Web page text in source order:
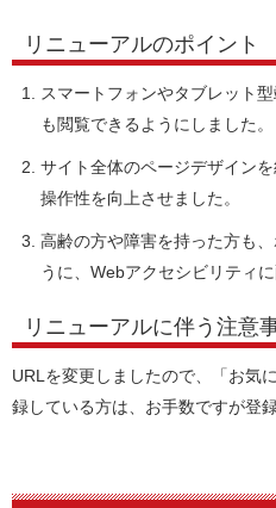
リニューアルのポイント
スマートフォンやタブレット
も閲覧できるようにしました。
サイト全体のページデザイン
操作性を向上させました。
高齢の方や障害を持った方も
うに、Webアクセシビリティに
リニューアルに伴う注意
URLを変更しましたので、「お気
録している方は、お手数ですが登